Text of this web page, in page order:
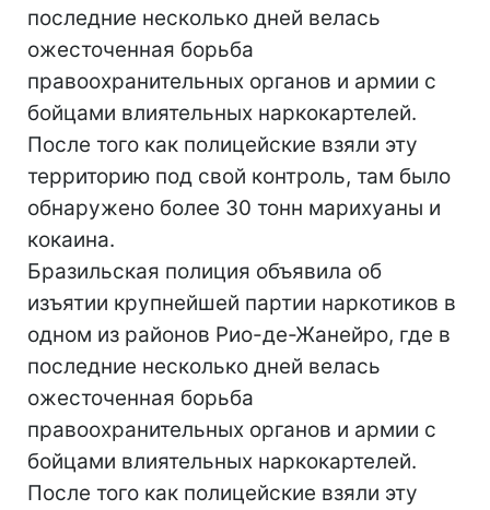
последние несколько дней велась
ожесточенная борьба
правоохранительных органов и армии с
бойцами влиятельных наркокартелей.
После того как полицейские взяли эту
территорию под свой контроль, там было
обнаружено более 30 тонн марихуаны и
кокаина.
Бразильская полиция объявила об
изъятии крупнейшей партии наркотиков в
одном из районов Рио-де-Жанейро, где в
последние несколько дней велась
ожесточенная борьба
правоохранительных органов и армии с
бойцами влиятельных наркокартелей.
После того как полицейские взяли эту